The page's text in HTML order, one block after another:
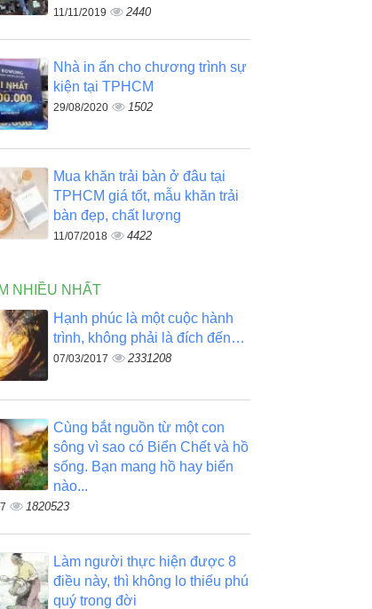
11/11/2019 2440
Nhà in ấn cho chương trình sự
kiện tại TPHCM
29/08/2020 1502
Mua khăn trải bàn ở đâu tại
TPHCM giá tốt, mẫu khăn trải
bàn đẹp, chất lượng
11/07/2018 4422
NHIỀU NHẤT
Hạnh phúc là một cuộc hành
trình, không phải là đích đến…
07/03/2017 2331208
Cùng bắt nguồn từ một con
sông vì sao có Biển Chết và hồ
sống. Bạn mang hồ hay biển
nào...
1820523
Làm người thực hiện được 8
điều này, thì không lo thiếu phú
quý trong đời